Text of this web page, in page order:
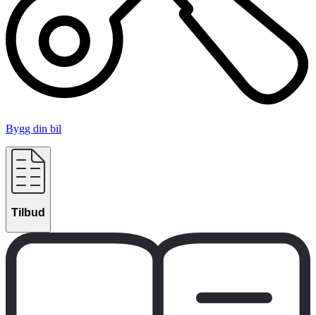
Bygg din bil
Tilbud